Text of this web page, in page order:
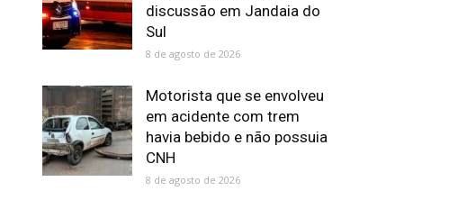
discussão em Jandaia do
Sul
8 de agosto de 2026
Motorista que se envolveu
em acidente com trem
havia bebido e não possuia
CNH
8 de agosto de 2026